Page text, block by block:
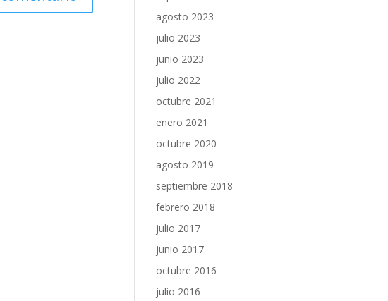
agosto 2023
julio 2023
junio 2023
julio 2022
octubre 2021
enero 2021
octubre 2020
agosto 2019
septiembre 2018
febrero 2018
julio 2017
junio 2017
octubre 2016
julio 2016